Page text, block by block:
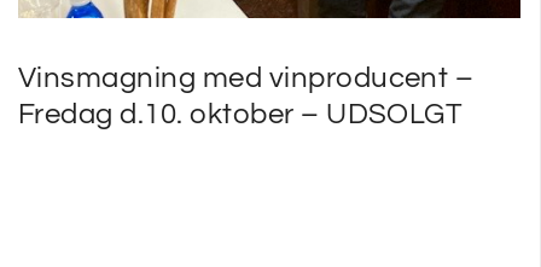
Vinsmagning med vinproducent –
Fredag d.10. oktober – UDSOLGT